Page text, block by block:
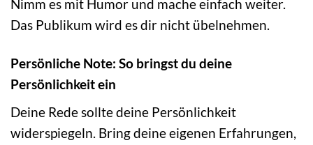
Nimm es mit Humor und mache einfach weiter.
Das Publikum wird es dir nicht übelnehmen.
Persönliche Note: So bringst du deine
Persönlichkeit ein
Deine Rede sollte deine Persönlichkeit
widerspiegeln. Bring deine eigenen Erfahrungen,